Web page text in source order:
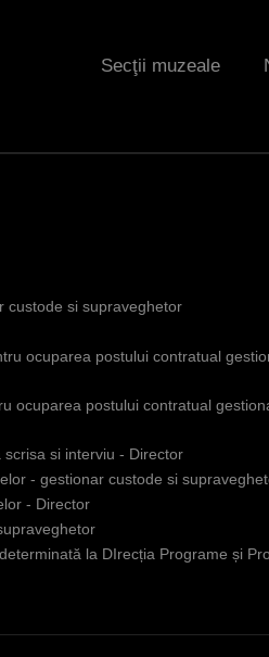
Secţii muzeale
custode si supraveghetor
ocuparea postului contratual
ocuparea postului contratual
si interviu - Director
- gestionar custode si
- Director
la DIrecția Programe și